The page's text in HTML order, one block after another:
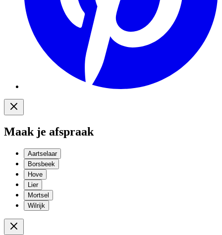
Maak je afspraak
Aartselaar
Borsbeek
Hove
Lier
Mortsel
Wilrijk